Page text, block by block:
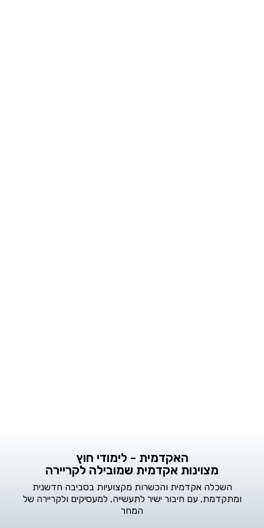
האקדמית - לימודי חוץ
מצוינות אקדמית שמובילה לקריירה
השכלה אקדמית והכשרות מקצועיות בסביבה חדשנית
ומתקדמת, עם חיבור ישיר לתעשייה, למעסיקים ולקריירה של
המחר